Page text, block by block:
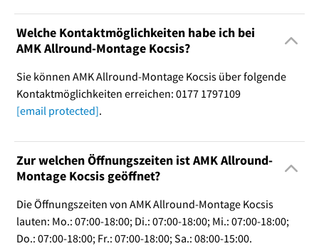
Welche Kontaktmöglichkeiten habe ich bei
AMK Allround-Montage Kocsis?
Sie können AMK Allround-Montage Kocsis über folgende
Kontaktmöglichkeiten erreichen: 0177 1797109
[email protected].
Zur welchen Öffnungszeiten ist AMK Allround-
Montage Kocsis geöffnet?
Die Öffnungszeiten von AMK Allround-Montage Kocsis
lauten: Mo.: 07:00-18:00; Di.: 07:00-18:00; Mi.: 07:00-18:00;
Do.: 07:00-18:00; Fr.: 07:00-18:00; Sa.: 08:00-15:00.